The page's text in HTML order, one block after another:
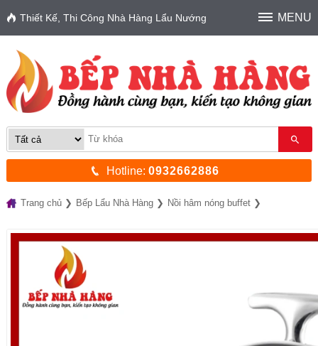
Thiết Kế, Thi Công Nhà Hàng Lẩu Nướng MENU
Hotline:0932662886
Trang chủ Bếp Lẩu Nhà Hàng Nồi hâm nóng buffet